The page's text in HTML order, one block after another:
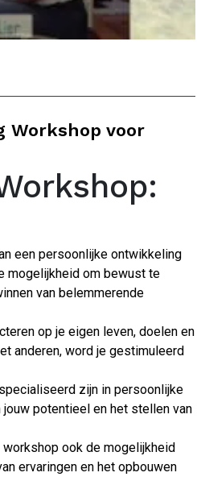
Workshop voor
een persoonlijke ontwikkeling
mogelijkheid om bewust te
van belemmerende
op je eigen leven, doelen en
anderen, word je gestimuleerd
zijn in persoonlijke
potentieel en het stellen van
ook de mogelijkheid
ervaringen en het opbouwen